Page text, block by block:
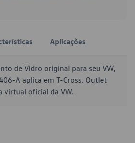
Aplicações
de Vidro original para seu VW,
A aplica em T-Cross. Outlet
virtual oficial da VW.